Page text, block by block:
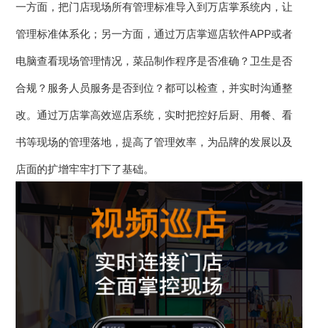
一方面，把门店现场所有管理标准导入到万店掌系统内，让
管理标准体系化；另一方面，通过万店掌巡店软件APP或者
电脑查看现场管理情况，菜品制作程序是否准确？卫生是否
合规？服务人员服务是否到位？都可以检查，并实时沟通整
改。通过万店掌高效巡店系统，实时把控好后厨、用餐、看
书等现场的管理落地，提高了管理效率，为品牌的发展以及
店面的扩增牢牢打下了基础。